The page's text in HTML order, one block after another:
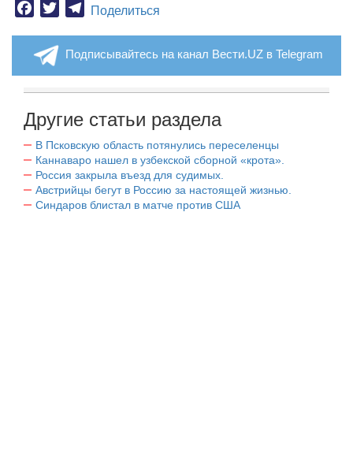
Facebook
TwitterTelegram
Поделиться
Подписывайтесь на канал Вести.UZ в Telegram
Другие статьи раздела
В Псковскую область потянулись переселенцы
Каннаваро нашел в узбекской сборной «крота».
Россия закрыла въезд для судимых.
Австрийцы бегут в Россию за настоящей жизнью.
Синдаров блистал в матче против США